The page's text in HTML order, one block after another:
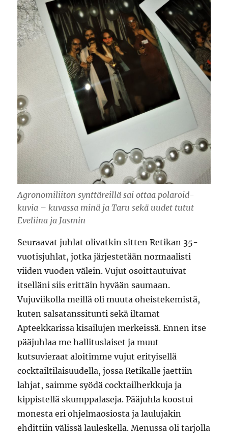
Agronomiliiton synttäreillä sai ottaa polaroid-
kuvia – kuvassa minä ja Taru sekä uudet tutut
Eveliina ja Jasmin
Seuraavat juhlat olivatkin sitten Retikan 35-
vuotisjuhlat, jotka järjestetään normaalisti
viiden vuoden välein. Vujut osoittautuivat
itselläni siis erittäin hyvään saumaan.
Vujuviikolla meillä oli muuta oheistekemistä,
kuten salsatanssitunti sekä iltamat
Apteekkarissa kisailujen merkeissä. Ennen itse
pääjuhlaa me hallituslaiset ja muut
kutsuvieraat aloitimme vujut erityisellä
cocktailtilaisuudella, jossa Retikalle jaettiin
lahjat, saimme syödä cocktailherkkuja ja
kippistellä skumppalaseja. Pääjuhla koostui
monesta eri ohjelmaosiosta ja laulujakin
ehdittiin välissä lauleskella. Menussa oli tarjolla